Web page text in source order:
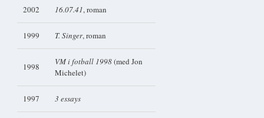
2002 16.07.41, roman
1999 T. Singer, roman
1998 VM i fotball 1998(med Jon
Michelet)
1997 3 essays